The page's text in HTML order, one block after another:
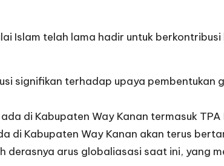
Islam telah lama hadir untuk berkontribusi
signifikan terhadap upaya pembentukan
di Kabupaten Way Kanan termasuk TPA
di Kabupaten Way Kanan akan terus
arus globaliasasi saat ini, yang